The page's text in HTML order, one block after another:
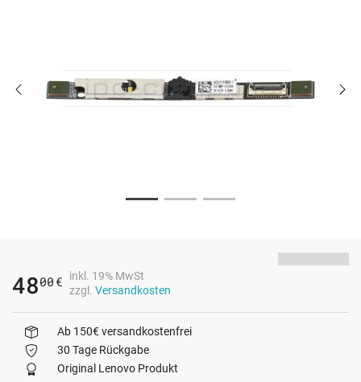
4800 €
inkl. 19% MwSt
zzgl. Versandkosten
Ab 150€ versandkostenfrei
30 Tage Rückgabe
Original Lenovo Produkt